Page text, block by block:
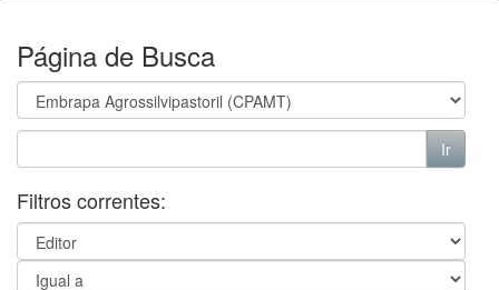
Página de Busca
Filtros correntes: